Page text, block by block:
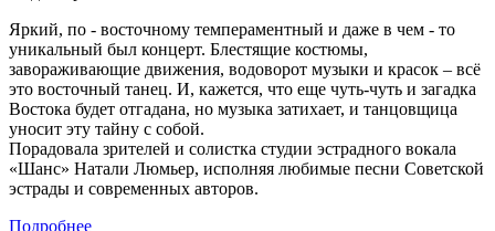
Яркий, по - восточному темпераментный и даже в чем - то
уникальный был концерт. Блестящие костюмы,
завораживающие движения, водоворот музыки и красок – всё
это восточный танец. И, кажется, что еще чуть-чуть и загадка
Востока будет отгадана, но музыка затихает, и танцовщица
уносит эту тайну с собой.
Порадовала зрителей и солистка студии эстрадного вокала
«Шанс» Натали Люмьер, исполняя любимые песни Советской
эстрады и современных авторов.
Подробнее